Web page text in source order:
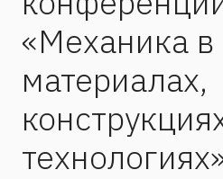
«Механика
материалах,